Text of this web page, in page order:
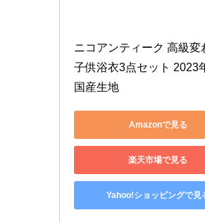
ニコアンティーク 高級変
子供浴衣3点セット 2023
国産生地
Amazonで見る
楽天市場で見る
Yahoo!ショッピングで見